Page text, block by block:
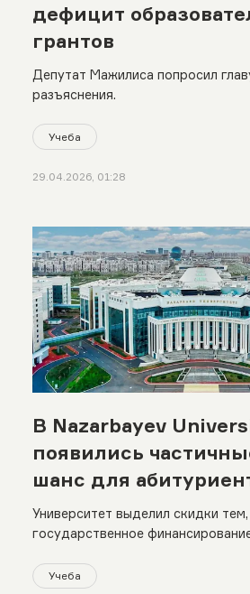
дефицит
грантов
Депутат Мажилиса попросил
разъяснения.
Учеба
29.04.2026, 01:28
В Nazarbayev
появились
шанс для
Университет выделил скидки
государственное
Учеба